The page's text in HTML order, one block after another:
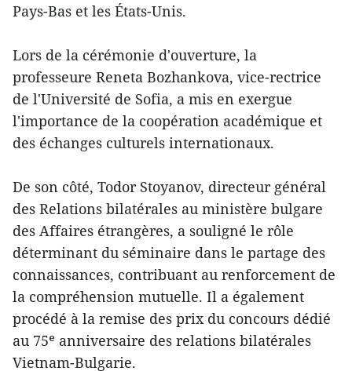
Pays-Bas et les États-Unis.
Lors de la cérémonie d'ouverture, la
professeure Reneta Bozhankova, vice-rectrice
de l'Université de Sofia, a mis en exergue
l'importance de la coopération académique et
des échanges culturels internationaux.
De son côté, Todor Stoyanov, directeur général
des Relations bilatérales au ministère bulgare
des Affaires étrangères, a souligné le rôle
déterminant du séminaire dans le partage des
connaissances, contribuant au renforcement de
la compréhension mutuelle. Il a également
procédé à la remise des prix du concours dédié
au 75ᵉ anniversaire des relations bilatérales
Vietnam-Bulgarie.